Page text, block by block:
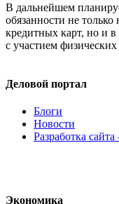
В дальнейшем
обязанности не
кредитных карт, но и
с участием
Деловой портал
Блоги
Новости
Разработка
Экономика